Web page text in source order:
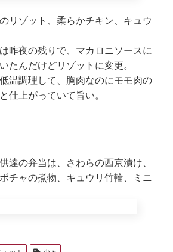
リゾット、柔らかチキン、キュウ
昨夜の残りで、マカロニソースに
たんだけどリゾットに変更。
温調理して、胸肉なのにモモ肉の
仕上がっていて旨い。
達の弁当は、さわらの西京漬け、
チャの煮物、キュウリ竹輪、ミニ